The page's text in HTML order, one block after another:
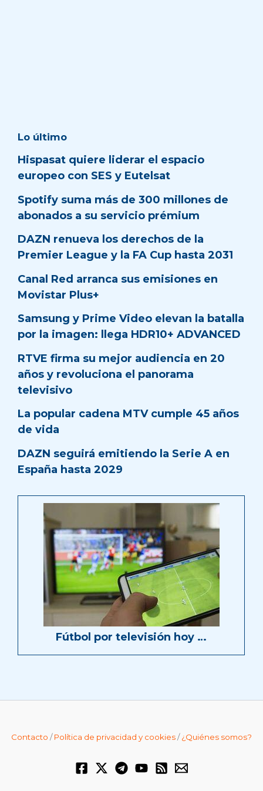
Lo último
Hispasat quiere liderar el espacio
europeo con SES y Eutelsat
Spotify suma más de 300 millones de
abonados a su servicio prémium
DAZN renueva los derechos de la
Premier League y la FA Cup hasta 2031
Canal Red arranca sus emisiones en
Movistar Plus+
Samsung y Prime Video elevan la batalla
por la imagen: llega HDR10+ ADVANCED
RTVE firma su mejor audiencia en 20
años y revoluciona el panorama
televisivo
La popular cadena MTV cumple 45 años
de vida
DAZN seguirá emitiendo la Serie A en
España hasta 2029
Fútbol por televisión hoy …
Contacto /Política de privacidad y cookies/¿Quiénes somos?